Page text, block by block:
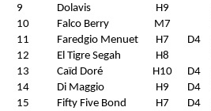
9
Dolavis H9
10
Falco Berry M7
11
Faredgio Menuet H7 D4
12
El Tigre Segah H8
13
Caïd Doré H10 D4
14
Di Maggio H9 D4
15
Fifty Five Bond H7 D4